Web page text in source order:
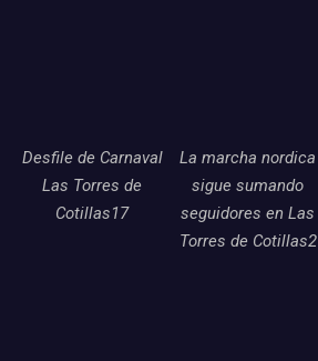
Desfile de Carnaval
Las Torres de
Cotillas17
La marcha nordica
sigue sumando
seguidores en Las
Torres de Cotillas2